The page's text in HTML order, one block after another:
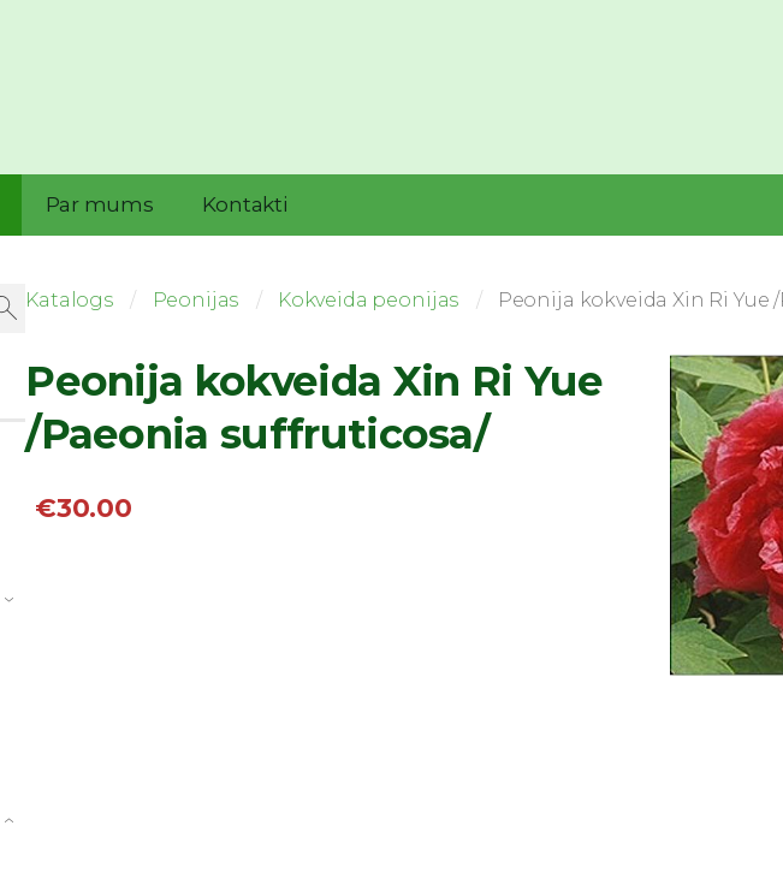
Par mums Kontakti
›
›
Katalogs Peonijas Kokveida peonijas Peonija kokveida Xin Ri Yue
Peonija kokveida Xin Ri Yue
/Paeonia suffruticosa/
€30.00